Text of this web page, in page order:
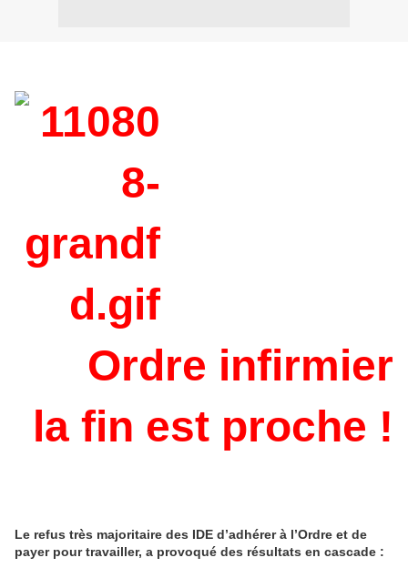
Ordre infirmier
la fin est proche !
Le refus très majoritaire des IDE d’adhérer à l’Ordre et de
payer pour travailler, a provoqué des résultats en cascade :